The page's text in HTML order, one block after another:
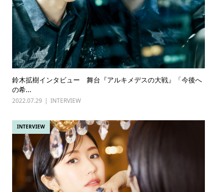
鈴木拡樹インタビュー 舞台『アルキメデスの大戦』「今後へ
の希...
2022.07.29 INTERVIEW
INTERVIEW